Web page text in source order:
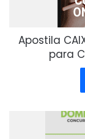
Apostila
para